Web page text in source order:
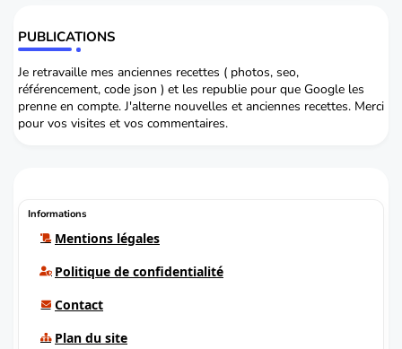
PUBLICATIONS
Je retravaille mes anciennes recettes ( photos, seo,
référencement, code json ) et les republie pour que Google les
prenne en compte. J'alterne nouvelles et anciennes recettes. Merci
pour vos visites et vos commentaires.
Informations
Mentions légales
Politique de confidentialité
Contact
Plan du site